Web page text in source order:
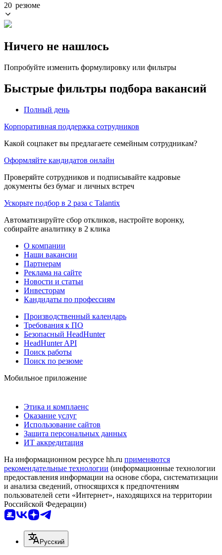
20 резюме
Ничего не нашлось
Попробуйте изменить формулировку или фильтры
Быстрые фильтры подбора вакансий
Полный день
Корпоративная поддержка сотрудников
Какой соцпакет вы предлагаете семейным сотрудникам?
Оформляйте кандидатов онлайн
Проверяйте сотрудников и подписывайте кадровые
документы без бумаг и личных встреч
Ускорьте подбор в 2 раза с Talantix
Автоматизируйте сбор откликов, настройте воронку,
собирайте аналитику в 2 клика
О компании
Наши вакансии
Партнерам
Реклама на сайте
Новости и статьи
Инвесторам
Кандидаты по профессиям
Производственный календарь
Требования к ПО
Безопасный HeadHunter
HeadHunter API
Поиск работы
Поиск по резюме
Мобильное приложение
Этика и комплаенс
Оказание услуг
Использование сайтов
Защита персональных данных
ИТ аккредитация
На информационном ресурсе hh.ru применяются
рекомендательные технологии (информационные технологии
предоставления информации на основе сбора, систематизации
и анализа сведений, относящихся к предпочтениям
пользователей сети «Интернет», находящихся на территории
Российской Федерации)
Русский